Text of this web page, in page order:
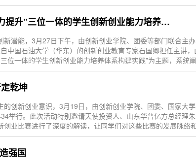
2025年第2期:“使命驱动-知识建构-能力提升”三位一体的学生创新创业能力培养体系构建实践
潜能，3月27日下午，由创新创业学院、团委等部门联合主
中国石油大学（华东）的创新创业教育专家石国卿担任主讲
位一体的学生创新创业能力培养体系构建实践”为主题，系统
乾坤
创新创业意识，3月19日，由创新创业学院、团委、国家大
举行。此次活动特别邀请天使投资人、山东华普亿方总经理
业比赛进行了深度的解读，让同学们对这些比赛的发展脉络
强国